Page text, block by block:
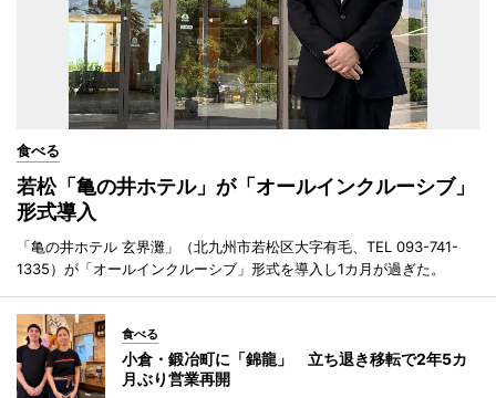
食べる
若松「亀の井ホテル」が「オールインクルーシブ」
形式導入
「亀の井ホテル 玄界灘」（北九州市若松区大字有毛、TEL 093-741-
1335）が「オールインクルーシブ」形式を導入し1カ月が過ぎた。
食べる
小倉・鍛冶町に「錦龍」 立ち退き移転で2年5カ
月ぶり営業再開